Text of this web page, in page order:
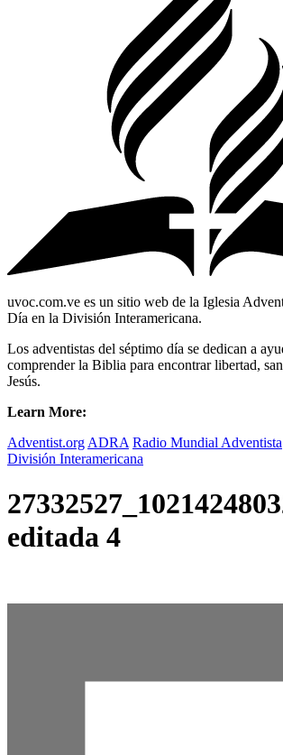
uvoc.com.ve es un sitio web de la Iglesia
Día en la División Interamericana.
Los adventistas del séptimo día se dedican a
comprender la Biblia para encontrar libertad,
Jesús.
Learn More:
Adventist.org ADRA Radio Mundial Adventista
División Interamericana
editada 4